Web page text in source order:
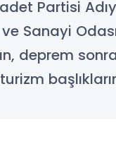
Partisi
Sanayi
deprem